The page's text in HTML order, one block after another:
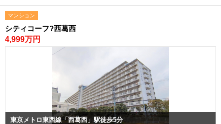
マンション
シティコーフ?西葛西
4,999万円
東京メトロ東西線「西葛西」駅徒歩5分